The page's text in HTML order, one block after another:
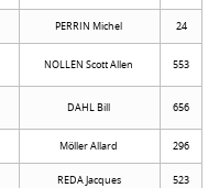
PERRIN Michel 24
NOLLEN Scott Allen 553
DAHL Bill 656
Möller Allard 296
REDA Jacques 523